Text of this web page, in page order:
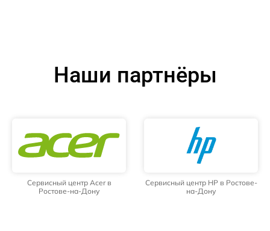
Наши партнёры
Сервисный центр Acer в
Ростове-на-Дону
Сервисный центр HP в Ростове-
на-Дону